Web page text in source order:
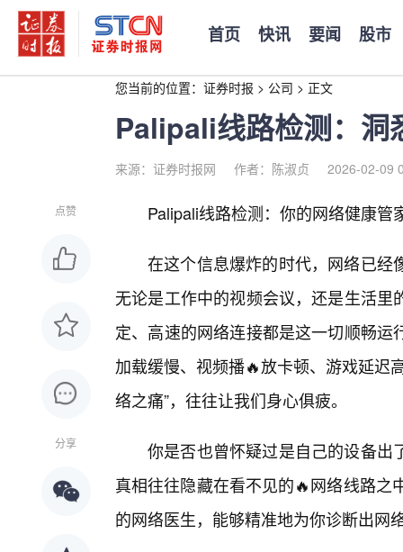
首页 快讯 要闻 股市
您当前的位置： 证券时报 > 公司 > 正文
Palipali线路检测：洞
来源：证券时报网 作者：陈淑贞 2026-02-09
点赞
分享
Palipali线路检测：你的网络健康管
在这个信息爆炸的时代，网络已经
无论是工作中的视频会议，还是生活
定、高速的网络连接都是这一切顺畅
加载缓慢、视频播🔥放卡顿、游戏延
络之痛”，往往让我们身心俱疲。
你是否也曾怀疑过是自己的设备出
真相往往隐藏在看不见的🔥网络线路之
的网络医生，能够精准地为你诊断出网